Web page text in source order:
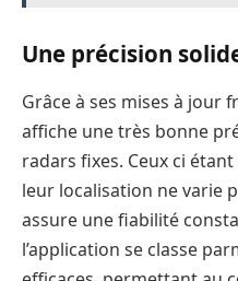
Une précision
Grâce à ses mises à jour
affiche une très bonne
radars fixes. Ceux ci
leur localisation ne varie
assure une fiabilité
l’application se classe